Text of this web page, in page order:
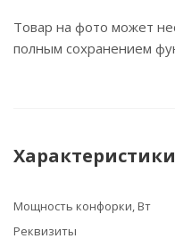
Товар на фото может
полным сохранением
Характеристики
Мощность конфорки, Вт
Реквизиты